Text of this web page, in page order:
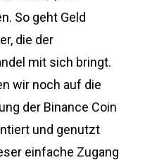
So geht Geld
die der
mit sich bringt.
wir noch auf die
der Binance Coin
und genutzt
einfache Zugang